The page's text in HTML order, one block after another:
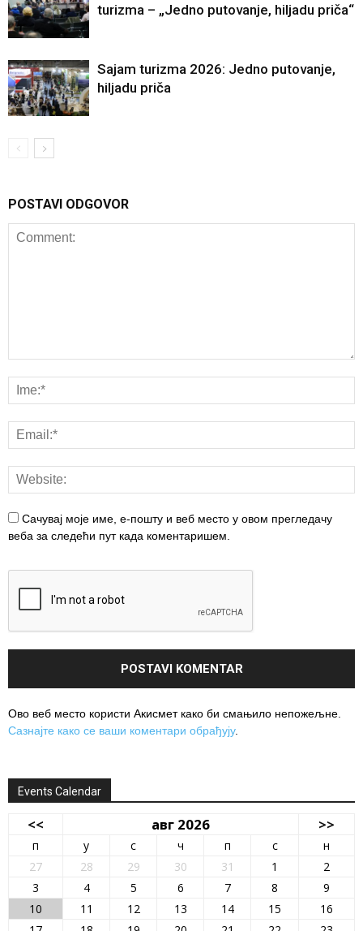
turizma – „Jedno putovanje, hiljadu priča“
Sajam turizma 2026: Jedno putovanje,
hiljadu priča
POSTAVI ODGOVOR
Сачувај моје име, е-пошту и веб место у овом прегледачу
веба за следећи пут када коментаришем.
Ово веб место користи Акисмет како би смањило непожељне.
Сазнајте како се ваши коментари обрађују.
Events Calendar
<< авг 2026 >>
п у с ч п с
н
27
28 29 30 31 1
2
3
4 5 6 7 8
9
10
11 12 13 14 15
16